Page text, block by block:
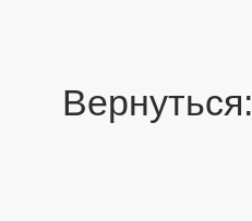
Вернуться: